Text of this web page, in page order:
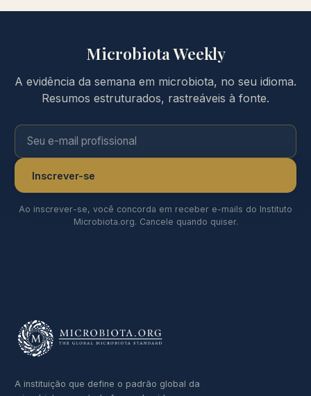
Microbiota Weekly
A evidência da semana em microbiota, no seu idioma.
Resumos estruturados, rastreáveis à fonte.
Seu e-mail profissional
Inscrever-se
Ao inscrever-se, você concorda em receber e-mails do Instituto
Microbiota.org. Cancele quando quiser.
A instituição que define o padrão global da